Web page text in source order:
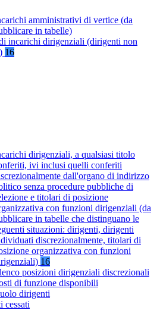
amministrativi di vertice (da
in tabelle)
incarichi dirigenziali (dirigenti non
16
dirigenziali, a qualsiasi titolo
ivi inclusi quelli conferiti
dall'organo di indirizzo
senza procedure pubbliche di
e titolari di posizione
con funzioni dirigenziali (da
in tabelle che distinguano le
situazioni: dirigenti, dirigenti
discrezionalmente, titolari di
organizzativa con funzioni
16
posizioni dirigenziali discrezionali
di funzione disponibili
dirigenti
cessati